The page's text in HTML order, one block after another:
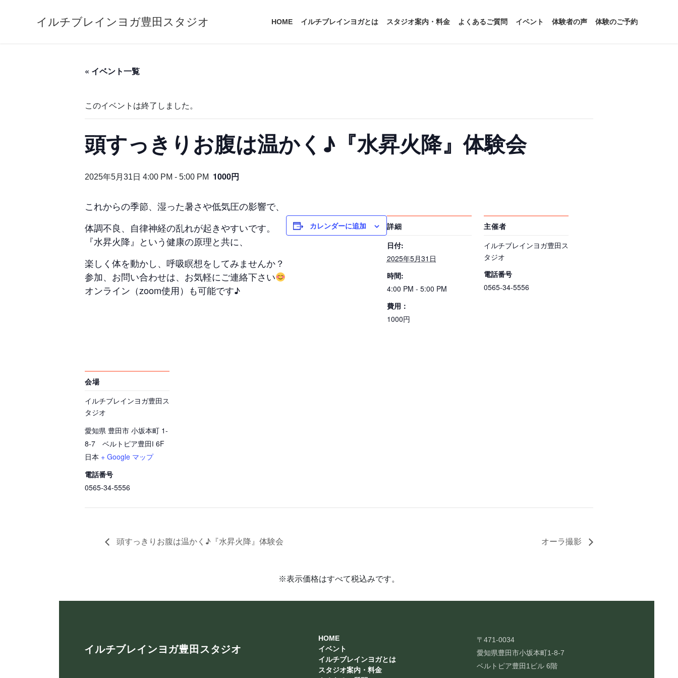
イルチブレインヨガ豊田スタジオ HOME イルチブレインヨガとは スタジオ案内・料金 よくあるご質問 イベント 体験者の声 体験のご予約
« イベント一覧
このイベントは終了しました。
頭すっきりお腹は温かく♪『水昇火降』体験会
2025年5月31日 4:00 PM - 5:00 PM 1000円
これからの季節、湿った暑さや低気圧の影響で、
体調不良、自律神経の乱れが起きやすいです。
『水昇火降』という健康の原理と共に、
楽しく体を動かし、呼吸瞑想をしてみませんか？
参加、お問い合わせは、お気軽にご連絡下さい
オンライン（zoom使用）も可能です♪
カレンダーに追加
詳細
日付:
2025年5月31日
時間:
4:00 PM - 5:00 PM
費用：
1000円
主催者
イルチブレインヨガ豊田ス
タジオ
電話番号
0565-34-5556
会場
イルチブレインヨガ豊田ス
タジオ
愛知県 豊田市 小坂本町 1-
8-7 ベルトピア豊田Ⅰ 6F
日本 + Google マップ
電話番号
0565-34-5556
頭すっきりお腹は温かく♪『水昇火降』体験会 オーラ撮影
※表示価格はすべて税込みです。
イルチブレインヨガ豊田スタジオ
HOME
イベント
イルチブレインヨガとは
スタジオ案内・料金
〒471-0034
愛知県豊田市小坂本町1-8-7
ベルトピア豊田1ビル 6階